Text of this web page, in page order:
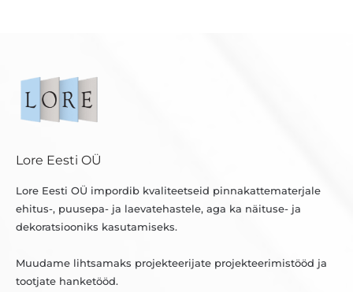
Lore Eesti OÜ
Lore Eesti OÜ impordib kvaliteetseid pinnakattematerjale
ehitus-, puusepa- ja laevatehastele, aga ka näituse- ja
dekoratsiooniks kasutamiseks.
Muudame lihtsamaks projekteerijate projekteerimistööd ja
tootjate hanketööd.